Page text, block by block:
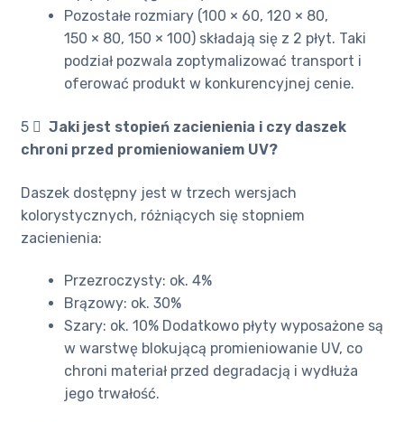
Pozostałe rozmiary (100 × 60, 120 × 80,
150 × 80, 150 × 100) składają się z 2 płyt. Taki
podział pozwala zoptymalizować transport i
oferować produkt w konkurencyjnej cenie.
5 ️⃣ Jaki jest stopień zacienienia i czy daszek
chroni przed promieniowaniem UV?
Daszek dostępny jest w trzech wersjach
kolorystycznych, różniących się stopniem
zacienienia:
Przezroczysty: ok. 4%
Brązowy: ok. 30%
Szary: ok. 10% Dodatkowo płyty wyposażone są
w warstwę blokującą promieniowanie UV, co
chroni materiał przed degradacją i wydłuża
jego trwałość.